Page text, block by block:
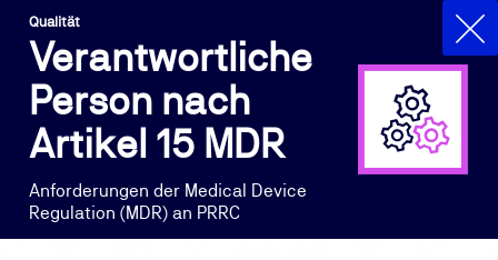
Qualität
Verantwortliche
Person nach
Artikel 15 MDR
Anforderungen der Medical Device
Regulation (MDR) an PRRC